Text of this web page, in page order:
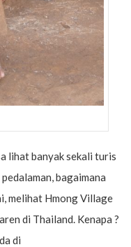
lihat banyak sekali turis
bagaimana
melihat Hmong Village
di Thailand. Kenapa ?
di